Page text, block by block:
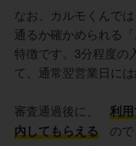
なお、カルモくんで
通るか確かめられる
特徴です。3分程度の
て、通常翌営業日には
審査通過後に、
利
内してもらえる
の